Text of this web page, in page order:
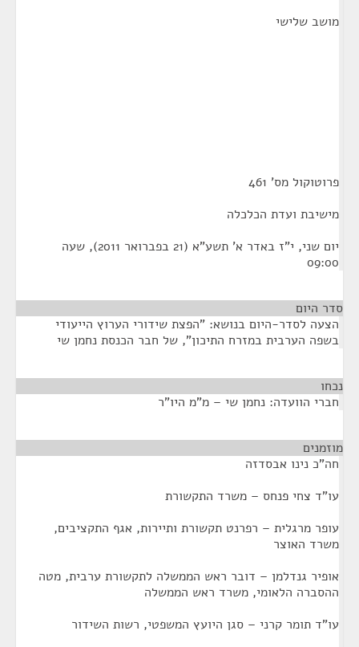
מושב שלישי
פרוטוקול מס' 461
מישיבת ועדת הכלכלה
יום שני, י"ז באדר א' תשע"א (21 בפברואר 2011), שעה
09:00
סדר היום
הצעה לסדר-היום בנושא: "הפצת שידורי הערוץ הייעודי
בשפה הערבית במזרח התיכון", של חבר הכנסת נחמן שי
נכחו
חברי הוועדה: נחמן שי – מ"מ היו"ר
מוזמנים
חה"כ נינו אבסדזה
עו"ד צחי פנחס – משרד התקשורת
עופר מרגלית – רפרנט תקשורת ותיירות, אגף התקציבים,
משרד האוצר
אופיר גנדלמן – דובר ראש הממשלה לתקשורת ערבית, מטה
ההסברה הלאומי, משרד ראש הממשלה
עו"ד תומר קרני – סגן היועץ המשפטי, רשות השידור